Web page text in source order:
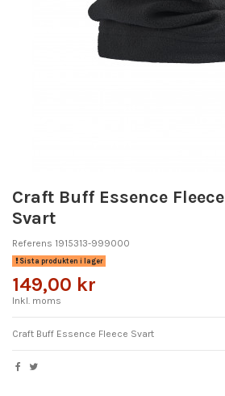
Craft Buff Essence Fleece
Svart
Referens 1915313-999000
Sista produkten i lager
149,00 kr
Inkl. moms
Craft Buff Essence Fleece Svart